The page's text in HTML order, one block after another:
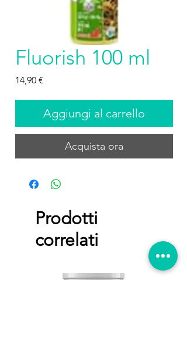
Fluorish 100 ml
14,90 €
Aggiungi al carrello
Acquista ora
Prodotti
correlati